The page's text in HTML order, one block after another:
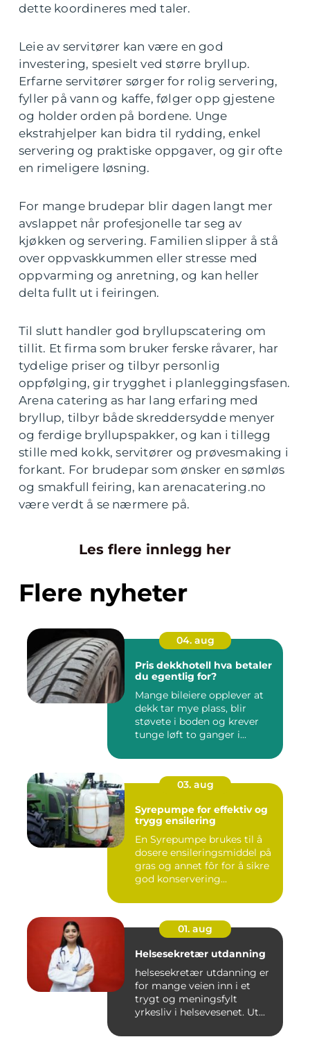
dette koordineres med taler.
Leie av servitører kan være en god
investering, spesielt ved større bryllup.
Erfarne servitører sørger for rolig servering,
fyller på vann og kaffe, følger opp gjestene
og holder orden på bordene. Unge
ekstrahjelper kan bidra til rydding, enkel
servering og praktiske oppgaver, og gir ofte
en rimeligere løsning.
For mange brudepar blir dagen langt mer
avslappet når profesjonelle tar seg av
kjøkken og servering. Familien slipper å stå
over oppvaskkummen eller stresse med
oppvarming og anretning, og kan heller
delta fullt ut i feiringen.
Til slutt handler god bryllupscatering om
tillit. Et firma som bruker ferske råvarer, har
tydelige priser og tilbyr personlig
oppfølging, gir trygghet i planleggingsfasen.
Arena catering as har lang erfaring med
bryllup, tilbyr både skreddersydde menyer
og ferdige bryllupspakker, og kan i tillegg
stille med kokk, servitører og prøvesmaking i
forkant. For brudepar som ønsker en sømløs
og smakfull feiring, kan arenacatering.no
være verdt å se nærmere på.
Les flere innlegg her
Flere nyheter
04. aug
Pris dekkhotell hva betaler
du egentlig for?
Mange bileiere opplever at
dekk tar mye plass, blir
støvete i boden og krever
tunge løft to ganger i...
03. aug
Syrepumpe for effektiv og
trygg ensilering
En Syrepumpe brukes til å
dosere ensileringsmiddel på
gras og annet fôr for å sikre
god konservering...
01. aug
Helsesekretær utdanning
helsesekretær utdanning er
for mange veien inn i et
trygt og meningsfylt
yrkesliv i helsevesenet. Ut...